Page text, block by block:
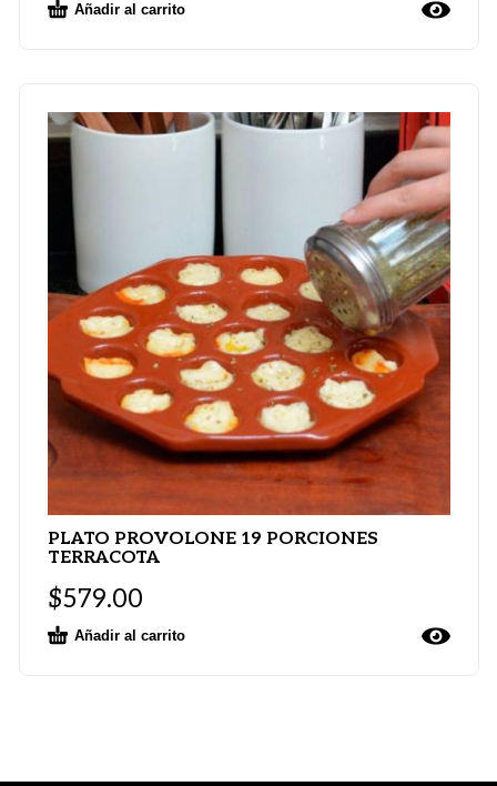
Añadir al carrito
PLATO PROVOLONE 19 PORCIONES
TERRACOTA
$579.00
Añadir al carrito